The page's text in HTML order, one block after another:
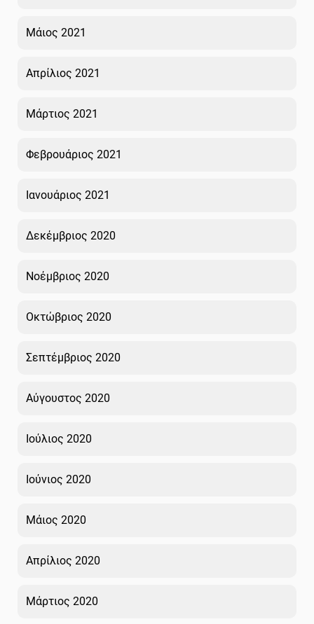
Μάιος 2021
Απρίλιος 2021
Μάρτιος 2021
Φεβρουάριος 2021
Ιανουάριος 2021
Δεκέμβριος 2020
Νοέμβριος 2020
Οκτώβριος 2020
Σεπτέμβριος 2020
Αύγουστος 2020
Ιούλιος 2020
Ιούνιος 2020
Μάιος 2020
Απρίλιος 2020
Μάρτιος 2020